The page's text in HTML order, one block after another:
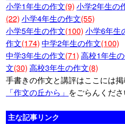
小学1年生の作文(9) 小学2年生の
(22) 小学4年生の作文(55)
小学5年生の作文(100) 小学6年生
作文(174) 中学2年生の作文(100)
中学3年生の作文(71) 高校1年生
文(30) 高校3年生の作文(8)
手書きの作文と講評はここには
「作文の丘から」 をごらんくださ
主な記事リンク